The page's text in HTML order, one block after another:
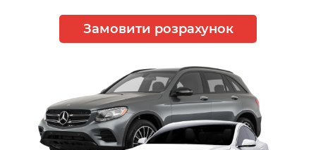
Замовити розрахунок